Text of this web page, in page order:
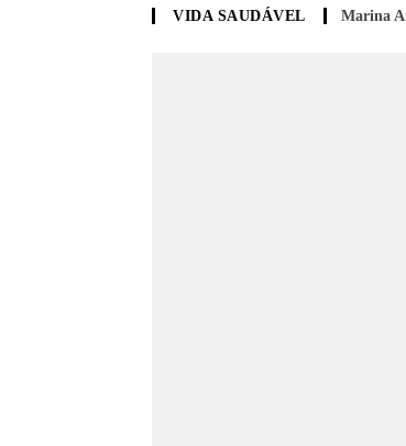
VIDA SAUDÁVEL Marina